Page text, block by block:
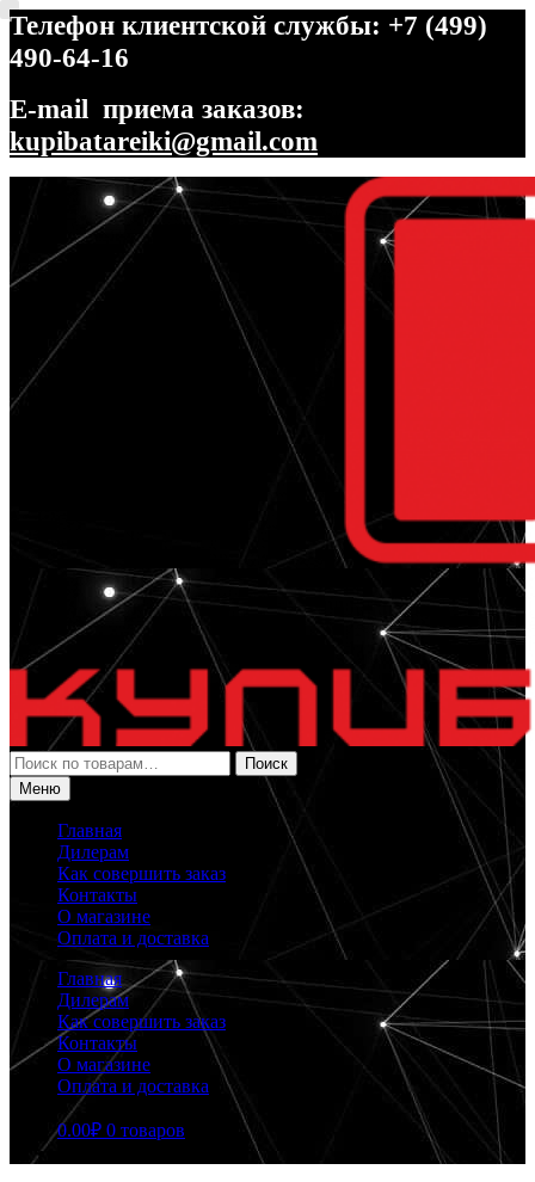
Телефон клиентской службы: +7 (499)
490-64-16
E-mail приема заказов:
kupibatareiki@gmail.com
Перейти
навигации
Перейти
содержимому
Искать:
Поиск
Меню
Главная
Дилерам
Как совершить заказ
Контакты
О магазине
Оплата и доставка
Главная
Дилерам
Как совершить заказ
Контакты
О магазине
Оплата и доставка
0.00₽ 0 товаров